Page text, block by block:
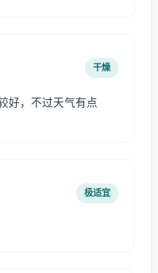
干燥
好，不过天气有点
极适宜